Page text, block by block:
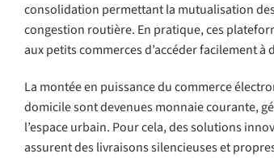
consolidation permettant la mutualisation
congestion routière. En pratique, ces
aux petits commerces d’accéder facilement
La montée en puissance du commerce
domicile sont devenues monnaie courante,
l’espace urbain. Pour cela, des solutions
assurent des livraisons silencieuses et